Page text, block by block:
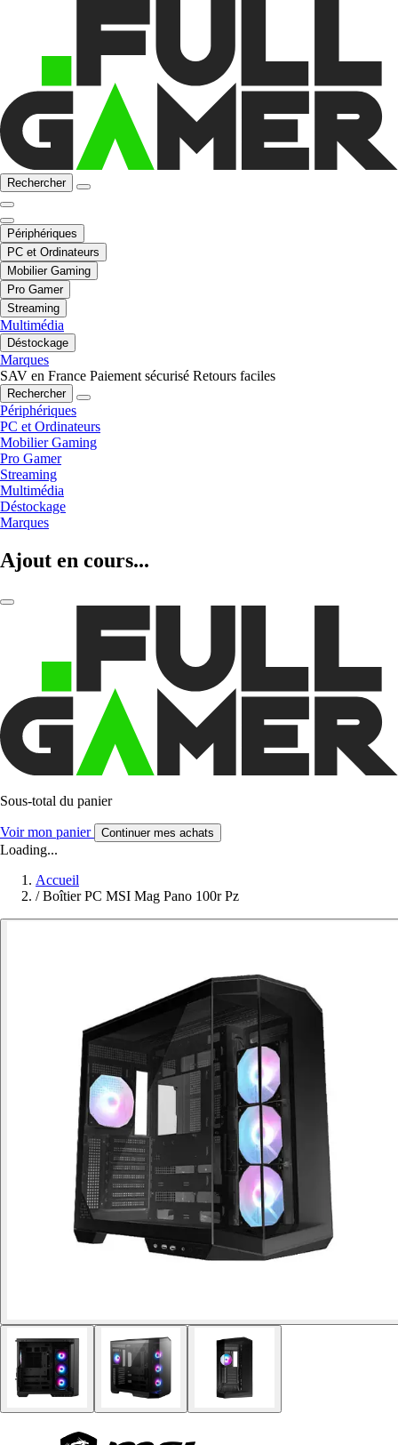
Rechercher
Périphériques
PC et Ordinateurs
Mobilier Gaming
Pro Gamer
Streaming
Multimédia
Déstockage
Marques
SAV en France Paiement sécurisé Retours faciles
Rechercher
Périphériques
PC et Ordinateurs
Mobilier Gaming
Pro Gamer
Streaming
Multimédia
Déstockage
Marques
Ajout en cours...
Sous-total du panier
Voir mon panier Continuer mes achats
Loading...
Accueil
/ Boîtier PC MSI Mag Pano 100r Pz